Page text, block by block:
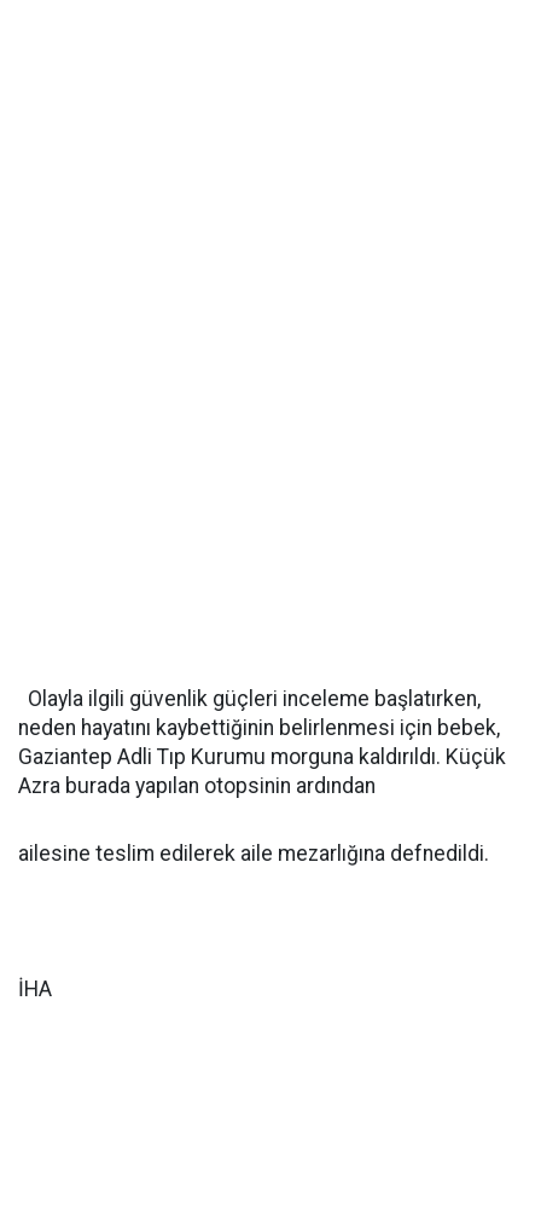
Olayla ilgili güvenlik güçleri inceleme başlatırken,
neden hayatını kaybettiğinin belirlenmesi için bebek,
Gaziantep Adli Tıp Kurumu morguna kaldırıldı. Küçük
Azra burada yapılan otopsinin ardından
ailesine teslim edilerek aile mezarlığına defnedildi.
İHA